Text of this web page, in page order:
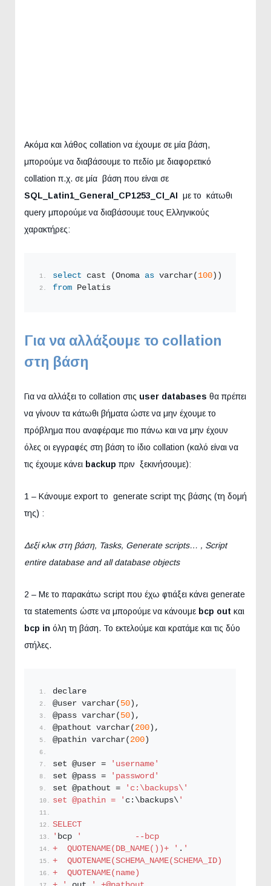
Ακόμα και λάθος collation να έχουμε σε μία βάση,
μπορούμε να διαβάσουμε το πεδίο με διαφορετικό
collation π.χ. σε μία βάση που είναι σε
SQL_Latin1_General_CP1253_CI_AI με το κάτωθι
query μπορούμε να διαβάσουμε τους Ελληνικούς
χαρακτήρες:
select cast (Onoma as varchar( 100)) collate
from Pelatis
Για να αλλάξουμε το collation
στη βάση
Για να αλλάξει το collation στις user databases θα πρέπει
να γίνουν τα κάτωθι βήματα ώστε να μην έχουμε το
πρόβλημα που αναφέραμε πιο πάνω και να μην έχουν
όλες οι εγγραφές στη βάση το ίδιο collation (καλό είναι να
τις έχουμε κάνει backup πριν ξεκινήσουμε):
1 – Κάνουμε export το generate script της βάσης (τη δομή
της) :
Δεξί κλικ στη βάση, Tasks, Generate scripts… , Script
entire database and all database objects
2 – Με το παρακάτω script που έχω φτιάξει κάνει generate
τα statements ώστε να μπορούμε να κάνουμε bcp out και
bcp in όλη τη βάση. Το εκτελούμε και κρατάμε και τις δύο
στήλες.
declare
@user varchar( 50),
@pass varchar( 50),
@pathout varchar( 200),
@pathin varchar( 200)
set @user =
'username'
set @pass =
'password'
set @pathout =
'c:\backups\'
set @pathin = ' c:\backups\ '
SELECT
' bcp
'           --bcp
+  QUOTENAME(DB_NAME())+ ' . '
+  QUOTENAME(SCHEMA_NAME(SCHEMA_ID))+ '
+  QUOTENAME(name)